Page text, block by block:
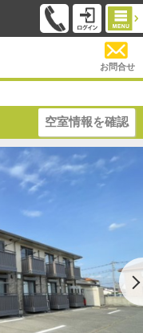
お問合せ
空室情報を確認